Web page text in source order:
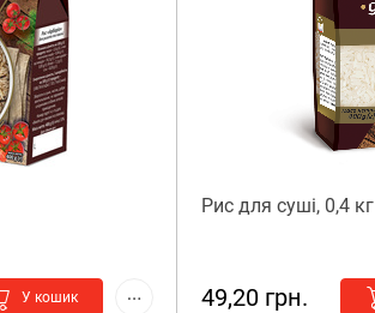
У кошик
Рис для суші, 0,4 кг
49,20 грн.